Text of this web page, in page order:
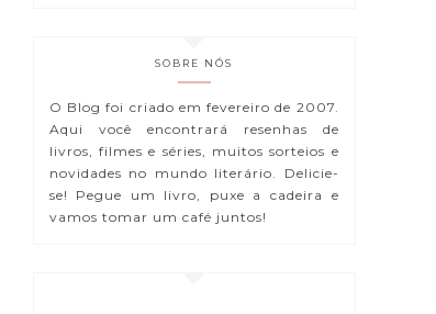
SOBRE NÓS
O Blog foi criado em fevereiro de 2007.
Aqui você encontrará resenhas de
livros, filmes e séries, muitos sorteios e
novidades no mundo literário. Delicie-
se! Pegue um livro, puxe a cadeira e
vamos tomar um café juntos!